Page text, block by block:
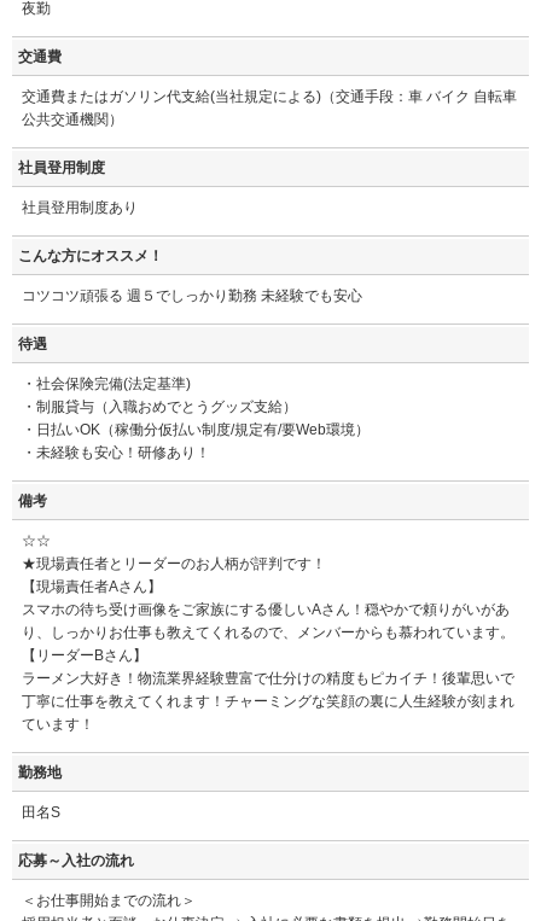
夜勤
交通費
交通費またはガソリン代支給(当社規定による)（交通手段：車 バイク 自転車
公共交通機関）
社員登用制度
社員登用制度あり
こんな方にオススメ！
コツコツ頑張る 週５でしっかり勤務 未経験でも安心
待遇
・社会保険完備(法定基準)
・制服貸与（入職おめでとうグッズ支給）
・日払いOK（稼働分仮払い制度/規定有/要Web環境）
・未経験も安心！研修あり！
備考
☆☆
★現場責任者とリーダーのお人柄が評判です！
【現場責任者Aさん】
スマホの待ち受け画像をご家族にする優しいAさん！穏やかで頼りがいがあ
り、しっかりお仕事も教えてくれるので、メンバーからも慕われています。
【リーダーBさん】
ラーメン大好き！物流業界経験豊富で仕分けの精度もピカイチ！後輩思いで
丁寧に仕事を教えてくれます！チャーミングな笑顔の裏に人生経験が刻まれ
ています！
勤務地
田名S
応募～入社の流れ
＜お仕事開始までの流れ＞